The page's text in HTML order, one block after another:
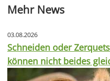
Mehr News
03.08.2026
Schneiden oder
können nicht beides